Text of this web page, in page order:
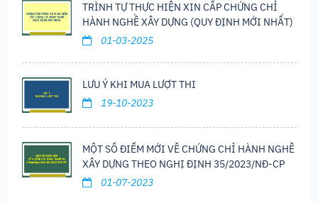
TRÌNH TỰ THỰC HIỆN XIN CẤP CHỨNG CHỈ
HÀNH NGHỀ XÂY DỰNG (QUY ĐỊNH MỚI NHẤT)
01-03-2025
LƯU Ý KHI MUA LƯỢT THI
19-10-2023
MỘT SỐ ĐIỂM MỚI VỀ CHỨNG CHỈ HÀNH NGHỀ
XÂY DỰNG THEO NGHỊ ĐỊNH 35/2023/NĐ-CP
01-07-2023